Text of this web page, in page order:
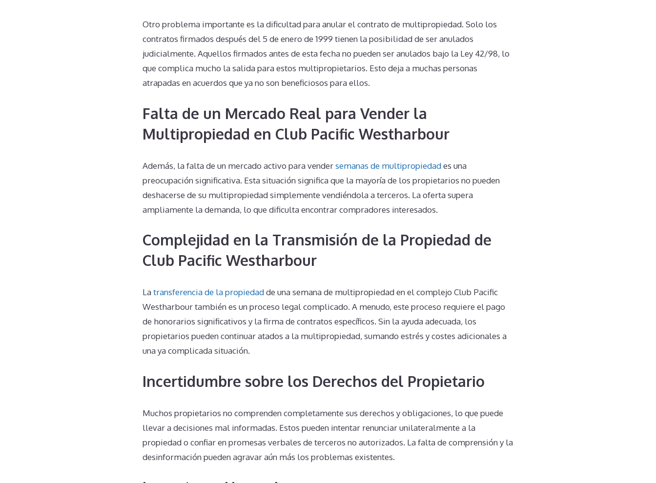
Otro problema importante es la dificultad para anular el contrato de multipropiedad. Solo los
contratos firmados después del 5 de enero de 1999 tienen la posibilidad de ser anulados
judicialmente. Aquellos firmados antes de esta fecha no pueden ser anulados bajo la Ley 42/98, lo
que complica mucho la salida para estos multipropietarios. Esto deja a muchas personas
atrapadas en acuerdos que ya no son beneficiosos para ellos.
Falta de un Mercado Real para Vender la
Multipropiedad en Club Pacific Westharbour
Además, la falta de un mercado activo para vendersemanas de multipropiedades una
preocupación significativa. Esta situación significa que la mayoría de los propietarios no pueden
deshacerse de su multipropiedad simplemente vendiéndola a terceros. La oferta supera
ampliamente la demanda, lo que dificulta encontrar compradores interesados.
Complejidad en la Transmisión de la Propiedad de
Club Pacific Westharbour
Latransferencia de la propiedadde una semana de multipropiedad en el complejo Club Pacific
Westharbour también es un proceso legal complicado. A menudo, este proceso requiere el pago
de honorarios significativos y la firma de contratos específicos. Sin la ayuda adecuada, los
propietarios pueden continuar atados a la multipropiedad, sumando estrés y costes adicionales a
una ya complicada situación.
Incertidumbre sobre los Derechos del Propietario
Muchos propietarios no comprenden completamente sus derechos y obligaciones, lo que puede
llevar a decisiones mal informadas. Estos pueden intentar renunciar unilateralmente a la
propiedad o confiar en promesas verbales de terceros no autorizados. La falta de comprensión y la
desinformación pueden agravar aún más los problemas existentes.